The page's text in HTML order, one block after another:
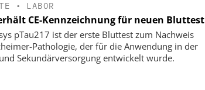
• LABOR
CE-Kennzeichnung für neuen Bluttest
pTau217 ist der erste Bluttest zum Nachweis
Pathologie, der für die Anwendung in der
Sekundärversorgung entwickelt wurde.